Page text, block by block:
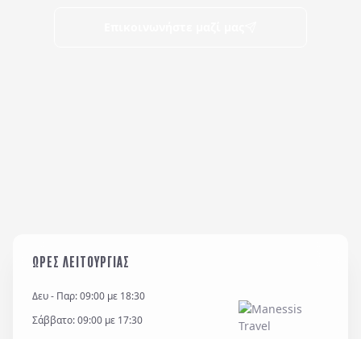
ΩΡΕΣ ΛΕΙΤΟΥΡΓΙΑΣ
Δευ - Παρ: 09:00 με 18:30
Σάββατο: 09:00 με 17:30